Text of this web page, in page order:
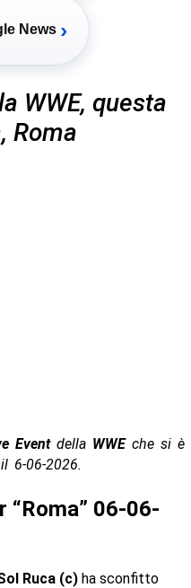
News ›
WWE, questa
Roma
Eventdella WWEche si è
6-06-2026.
“Roma” 06-06-
Ruca (c)ha sconfitto